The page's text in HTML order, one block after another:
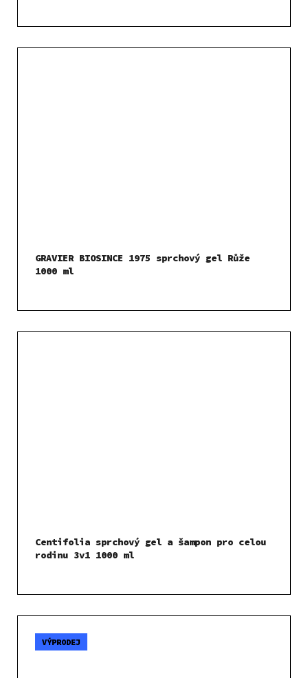
GRAVIER BIOSINCE 1975 sprchový gel Růže
1000 ml
Centifolia sprchový gel a šampon pro celou
rodinu 3v1 1000 ml
VÝPRODEJ